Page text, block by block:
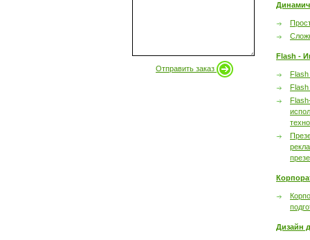
Отправить заказ
Flash -
Flash
Дизайн